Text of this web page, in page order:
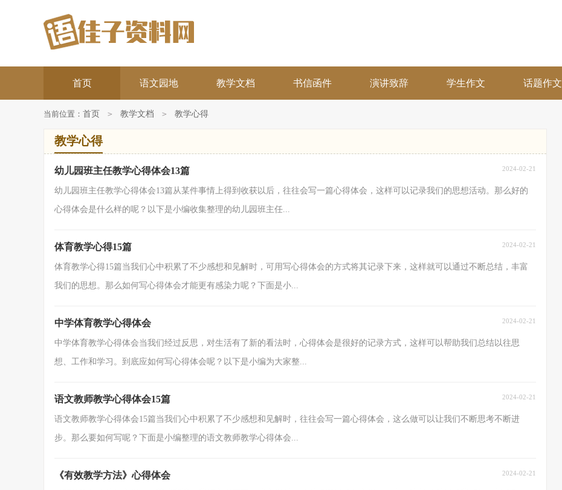
首页 语文园地 教学文档 书信函件 演讲致辞 学生作文 话题作文
当前位置： 首页 > 教学文档 > 教学心得
教学心得
幼儿园班主任教学心得体会13篇 2024-02-21
幼儿园班主任教学心得体会13篇从某件事情上得到收获以后，往往会写一篇心得体会，这样可以记录我们的思想活动。那么好的
心得体会是什么样的呢？以下是小编收集整理的幼儿园班主任...
体育教学心得15篇 2024-02-21
体育教学心得15篇当我们心中积累了不少感想和见解时，可用写心得体会的方式将其记录下来，这样就可以通过不断总结，丰富
我们的思想。那么如何写心得体会才能更有感染力呢？下面是小...
中学体育教学心得体会 2024-02-21
中学体育教学心得体会当我们经过反思，对生活有了新的看法时，心得体会是很好的记录方式，这样可以帮助我们总结以往思
想、工作和学习。到底应如何写心得体会呢？以下是小编为大家整...
语文教师教学心得体会15篇 2024-02-21
语文教师教学心得体会15篇当我们心中积累了不少感想和见解时，往往会写一篇心得体会，这么做可以让我们不断思考不断进
步。那么要如何写呢？下面是小编整理的语文教师教学心得体会...
《有效教学方法》心得体会 2024-02-21